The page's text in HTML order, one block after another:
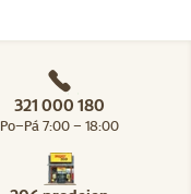
321 000 180
Po–Pá 7:00 – 18:00